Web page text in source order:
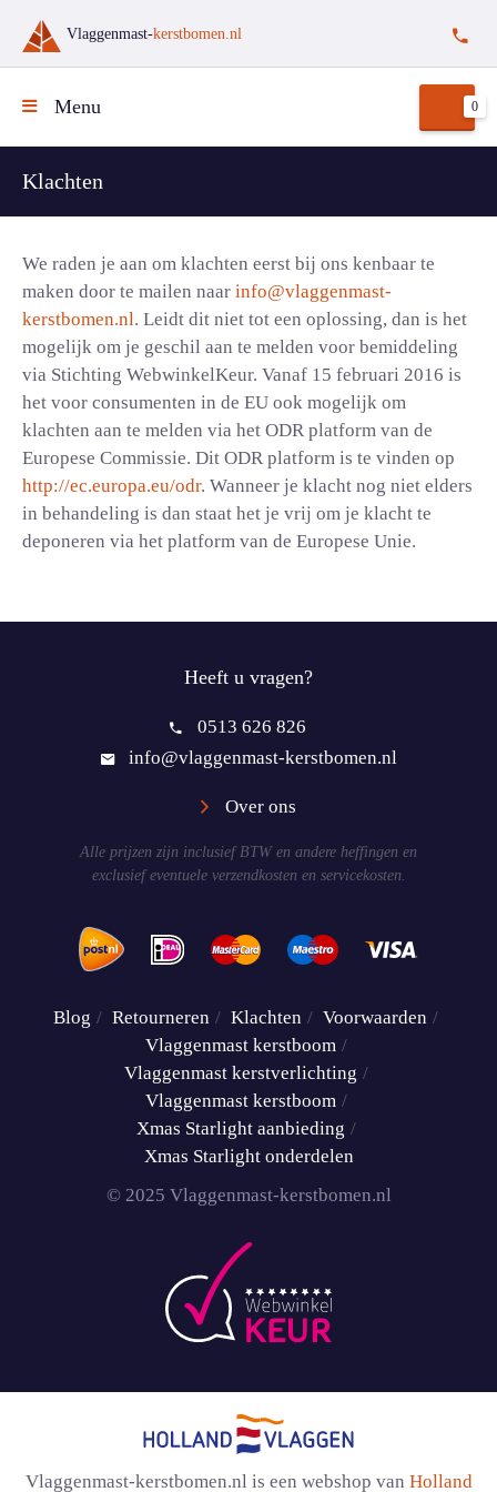
Vlaggenmast-kerstbomen.nl
Menu 0
Klachten
We raden je aan om klachten eerst bij ons kenbaar te
maken door te mailen naar info@vlaggenmast-
kerstbomen.nl. Leidt dit niet tot een oplossing, dan is het
mogelijk om je geschil aan te melden voor bemiddeling
via Stichting WebwinkelKeur. Vanaf 15 februari 2016 is
het voor consumenten in de EU ook mogelijk om
klachten aan te melden via het ODR platform van de
Europese Commissie. Dit ODR platform is te vinden op
http://ec.europa.eu/odr. Wanneer je klacht nog niet elders
in behandeling is dan staat het je vrij om je klacht te
deponeren via het platform van de Europese Unie.
Heeft u vragen?
0513 626 826
info@vlaggenmast-kerstbomen.nl
Over ons
Alle prijzen zijn inclusief BTW en andere heffingen en
exclusief eventuele verzendkosten en servicekosten.
Blog Retourneren Klachten
Voorwaarden
Vlaggenmast kerstboom
Vlaggenmast kerstverlichting
Vlaggenmast kerstboom
Xmas Starlight aanbieding
Xmas Starlight onderdelen
© 2025 Vlaggenmast-kerstbomen.nl
Vlaggenmast-kerstbomen.nl is een webshop van Holland